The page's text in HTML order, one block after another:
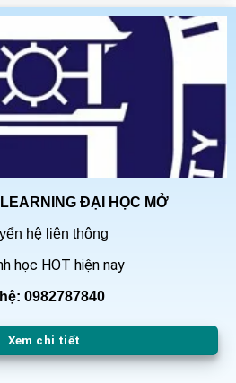
ĐẠI HỌC MỞ
hệ liên thông
học HOT hiện nay
0982787840
Xem chi tiết